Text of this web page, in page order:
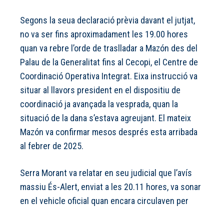
Segons la seua declaració prèvia davant el jutjat,
no va ser fins aproximadament les 19.00 hores
quan va rebre l’orde de traslladar a Mazón des del
Palau de la Generalitat fins al Cecopi, el Centre de
Coordinació Operativa Integrat. Eixa instrucció va
situar al llavors president en el dispositiu de
coordinació ja avançada la vesprada, quan la
situació de la dana s’estava agreujant. El mateix
Mazón va confirmar mesos després esta arribada
al febrer de 2025.
Serra Morant va relatar en seu judicial que l’avís
massiu És-Alert, enviat a les 20.11 hores, va sonar
en el vehicle oficial quan encara circulaven per